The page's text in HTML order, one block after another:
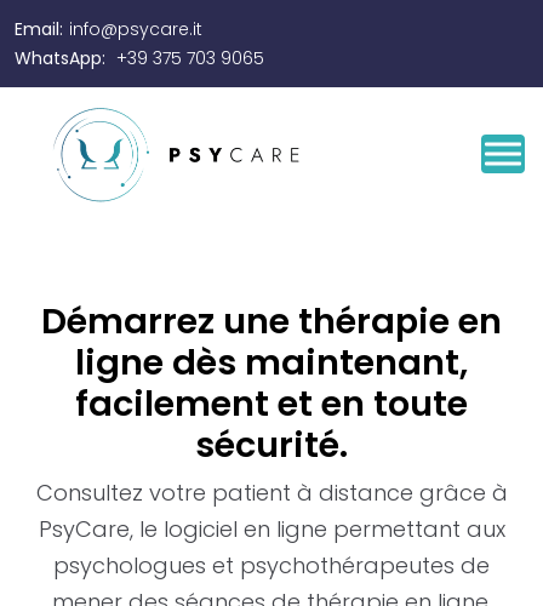
Email: info@psycare.it
WhatsApp: +39 375 703 9065
Démarrez une thérapie en
ligne dès maintenant,
facilement et en toute
sécurité.
Consultez votre patient à distance grâce à
PsyCare, le logiciel en ligne permettant aux
psychologues et psychothérapeutes de